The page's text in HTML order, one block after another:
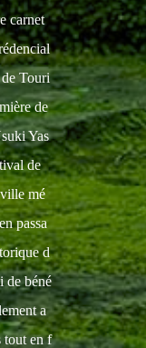
carnet
Touri
de
Yas
de
mé
passa
d
de béné
a
tout en f